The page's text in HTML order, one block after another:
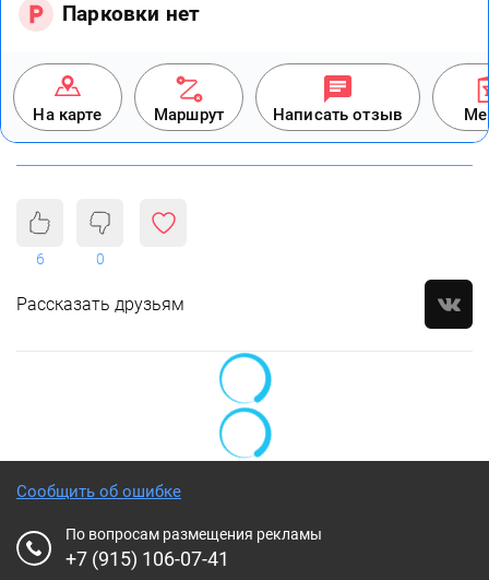
Парковки нет
На карте Маршрут Написать отзыв
6 0
Рассказать друзьям
Сообщить об ошибке
По вопросам размещения рекламы
+7 (915) 106-07-41